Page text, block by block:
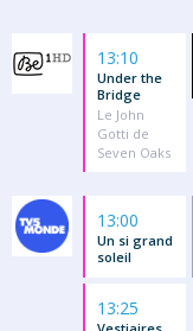
13:10
Under the
Bridge
Le John
Gotti de
Seven Oaks
13:00
Un si grand
soleil
13:25